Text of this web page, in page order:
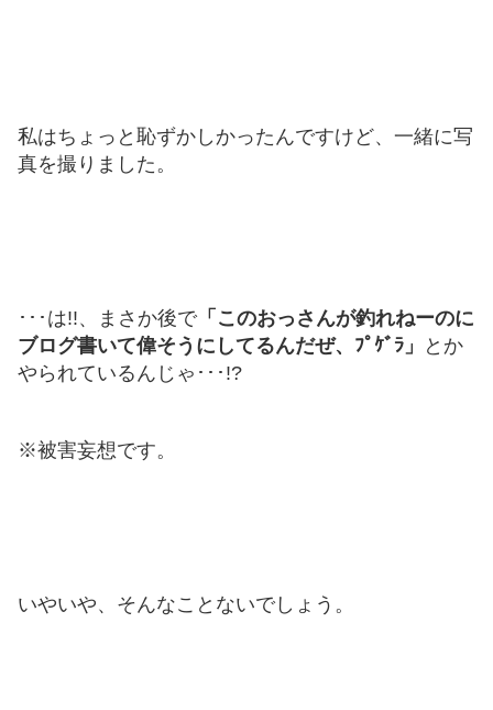
私はちょっと恥ずかしかったんですけど、一緒に写
真を撮りました。
･･･は!!、まさか後で「このおっさんが釣れねーのに
ブログ書いて偉そうにしてるんだぜ、ﾌﾟｹﾞﾗ」
とか
やられているんじゃ･･･!?
※被害妄想です。
いやいや、そんなことないでしょう。